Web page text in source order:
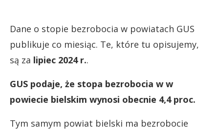
Dane o stopie bezrobocia w powiatach GUS
publikuje co miesiąc. Te, które tu opisujemy,
są za lipiec 2024 r..
GUS podaje, że stopa bezrobocia w w
powiecie bielskim wynosi obecnie 4,4 proc.
Tym samym powiat bielski ma bezrobocie